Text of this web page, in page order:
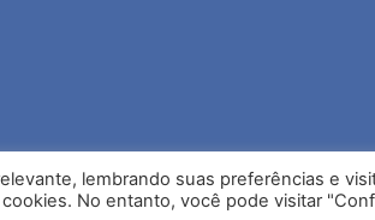
lembrando suas preferências e
No entanto, você pode visitar